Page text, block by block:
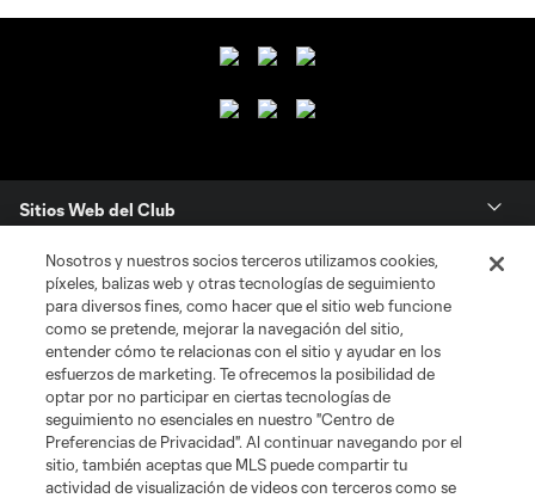
Sitios Web del Club
Club
Tickets
News
MLSSOCCER.COM
Nosotros y nuestros socios terceros utilizamos cookies,
píxeles, balizas web y otras tecnologías de seguimiento
para diversos fines, como hacer que el sitio web funcione
como se pretende, mejorar la navegación del sitio,
entender cómo te relacionas con el sitio y ayudar en los
esfuerzos de marketing. Te ofrecemos la posibilidad de
optar por no participar en ciertas tecnologías de
seguimiento no esenciales en nuestro "Centro de
Preferencias de Privacidad". Al continuar navegando por el
sitio, también aceptas que MLS puede compartir tu
actividad de visualización de videos con terceros como se